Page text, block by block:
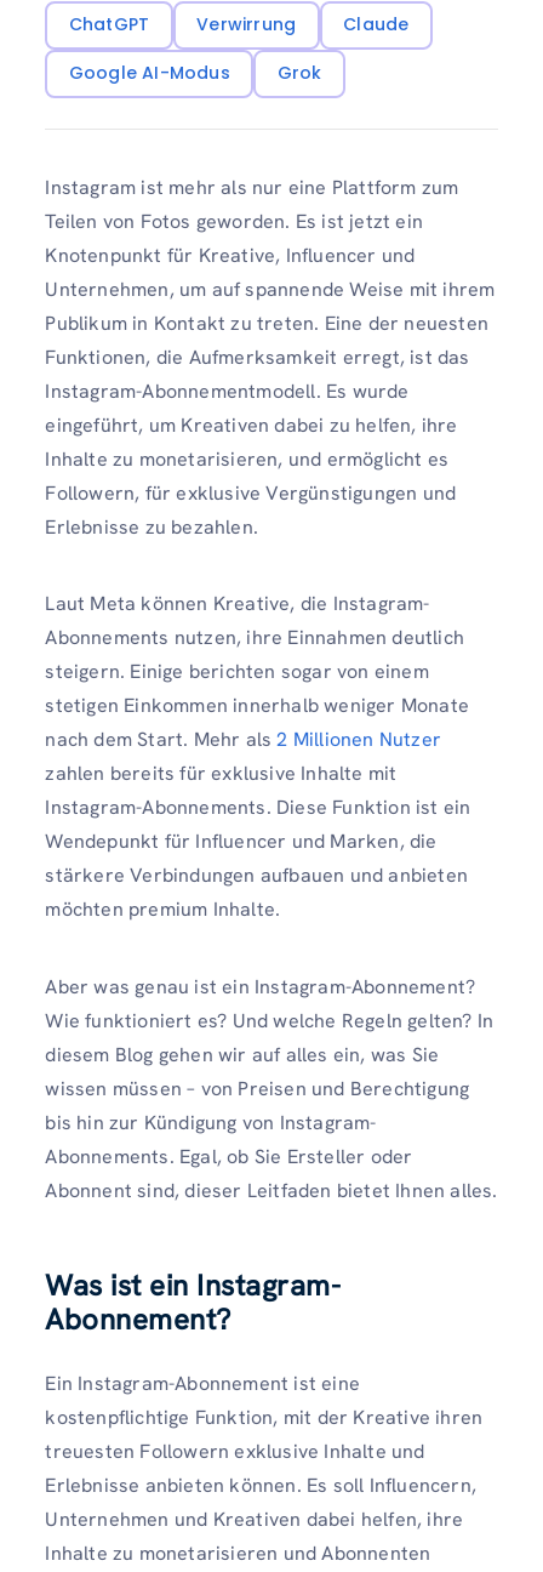
ChatGPT Verwirrung
Claude
Google AI-Modus
Grok
Instagram ist mehr als nur eine Plattform zum
Teilen von Fotos geworden. Es ist jetzt ein
Knotenpunkt für Kreative, Influencer und
Unternehmen, um auf spannende Weise mit ihrem
Publikum in Kontakt zu treten. Eine der neuesten
Funktionen, die Aufmerksamkeit erregt, ist das
Instagram-Abonnementmodell. Es wurde
eingeführt, um Kreativen dabei zu helfen, ihre
Inhalte zu monetarisieren, und ermöglicht es
Followern, für exklusive Vergünstigungen und
Erlebnisse zu bezahlen.
Laut Meta können Kreative, die Instagram-
Abonnements nutzen, ihre Einnahmen deutlich
steigern. Einige berichten sogar von einem
stetigen Einkommen innerhalb weniger Monate
nach dem Start. Mehr als2 Millionen Nutzer
zahlen bereits für exklusive Inhalte mit
Instagram-Abonnements. Diese Funktion ist ein
Wendepunkt für Influencer und Marken, die
stärkere Verbindungen aufbauen und anbieten
möchten premium Inhalte.
Aber was genau ist ein Instagram-Abonnement?
Wie funktioniert es? Und welche Regeln gelten? In
diesem Blog gehen wir auf alles ein, was Sie
wissen müssen – von Preisen und Berechtigung
bis hin zur Kündigung von Instagram-
Abonnements. Egal, ob Sie Ersteller oder
Abonnent sind, dieser Leitfaden bietet Ihnen alles.
Was ist ein Instagram-
Abonnement?
Ein Instagram-Abonnement ist eine
kostenpflichtige Funktion, mit der Kreative ihren
treuesten Followern exklusive Inhalte und
Erlebnisse anbieten können. Es soll Influencern,
Unternehmen und Kreativen dabei helfen, ihre
Inhalte zu monetarisieren und Abonnenten